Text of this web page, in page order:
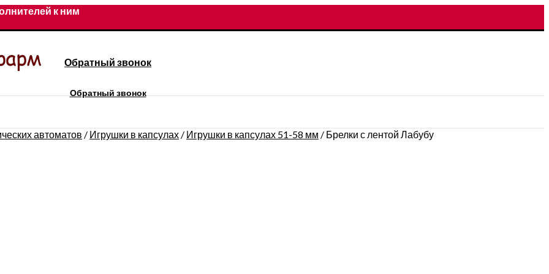
к ним
Обратный звонок
Обратный звонок
автоматов / Игрушки в капсулах / Игрушки в капсулах 51-58 мм / Брелки с лентой Лабубу